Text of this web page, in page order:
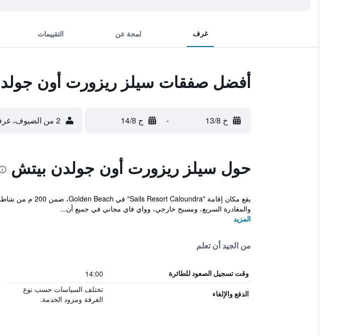
غرف لمحة عن التقييمات
أفضل صفقات سيلز ريزورت أون
خ 13/8 - ج 14/8 2 من الضيوف، غرفة واحدة
حول سيلز ريزورت أون جولدن بيتش
والمغادرة السريع، ومسبح خارجي، وواي فاي مجاني في جميع أن...
المزيد
من الجيد أن تعلم
وقت تسجيل الصعود للطائرة 14:00
الدفع والإلغاء
تختلف السياسات حسب نوع
الغرفة ومزود الخدمة.